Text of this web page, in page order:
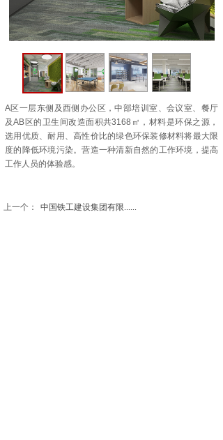
A区一层东侧及西侧办公区，中部培训室、会议室、餐厅
及AB区的卫生间改造面积共3168㎡，材料是环保之源，
选用优质、耐用、高性价比的绿色环保装修材料将最大限
度的降低环境污染。营造一种清新自然的工作环境，提高
工作人员的体验感。
上一个：
中国铁工建设集团有限......